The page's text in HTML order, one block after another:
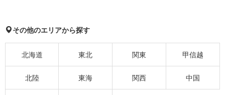
その他のエリアから探す
北海道 東北 関東 甲信越
北陸 東海 関西 中国